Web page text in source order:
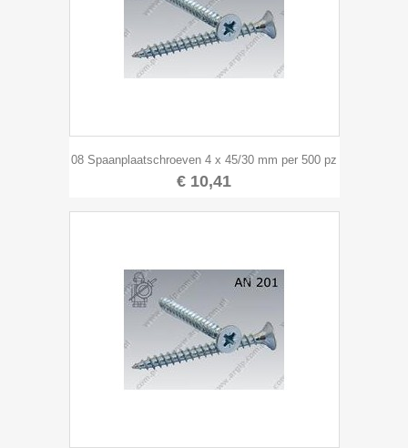
08 Spaanplaatschroeven 4 x 45/30 mm per 500 pz
€ 10,41